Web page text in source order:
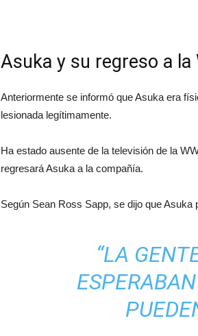
Asuka y su regreso a la
Anteriormente se informó que Asuka era
lesionada legítimamente.
Ha estado ausente de la televisión de la
regresará Asuka a la compañía.
Según Sean Ross Sapp, se dijo que
“LA